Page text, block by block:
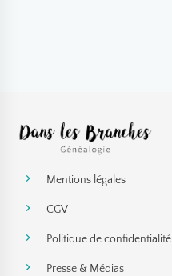
Mentions légales
CGV
Politique de confidentialité
Presse & Médias